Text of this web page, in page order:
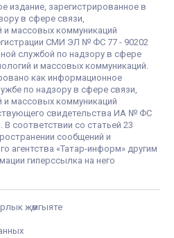
издание, зарегистрированное в
в сфере связи,
и массовых коммуникаций
СМИ ЭЛ № ФС 77 - 90202
службой по надзору в сфере
и массовых коммуникаций.
как информационное
по надзору в сфере связи,
и массовых коммуникаций
свидетельства ИА № ФС
В соответствии со статьей 23
сообщений и
агентства «Татар-информ» другим
гиперссылка на него
җәмгыяте